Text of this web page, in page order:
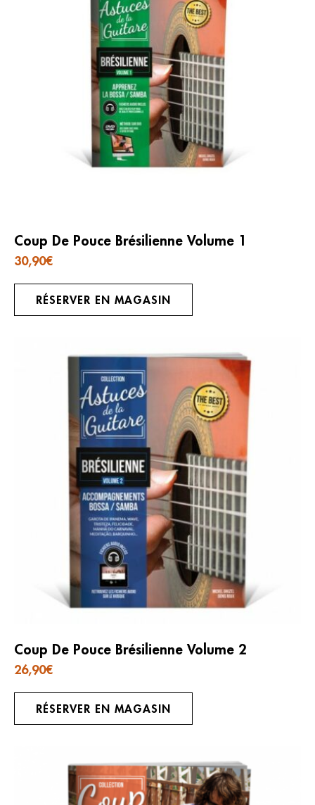
Coup De Pouce Brésilienne Volume 1
30,90€
RÉSERVER EN MAGASIN
Coup De Pouce Brésilienne Volume 2
26,90€
RÉSERVER EN MAGASIN